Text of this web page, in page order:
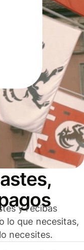
y recibas
lo que necesitas,
necesites.